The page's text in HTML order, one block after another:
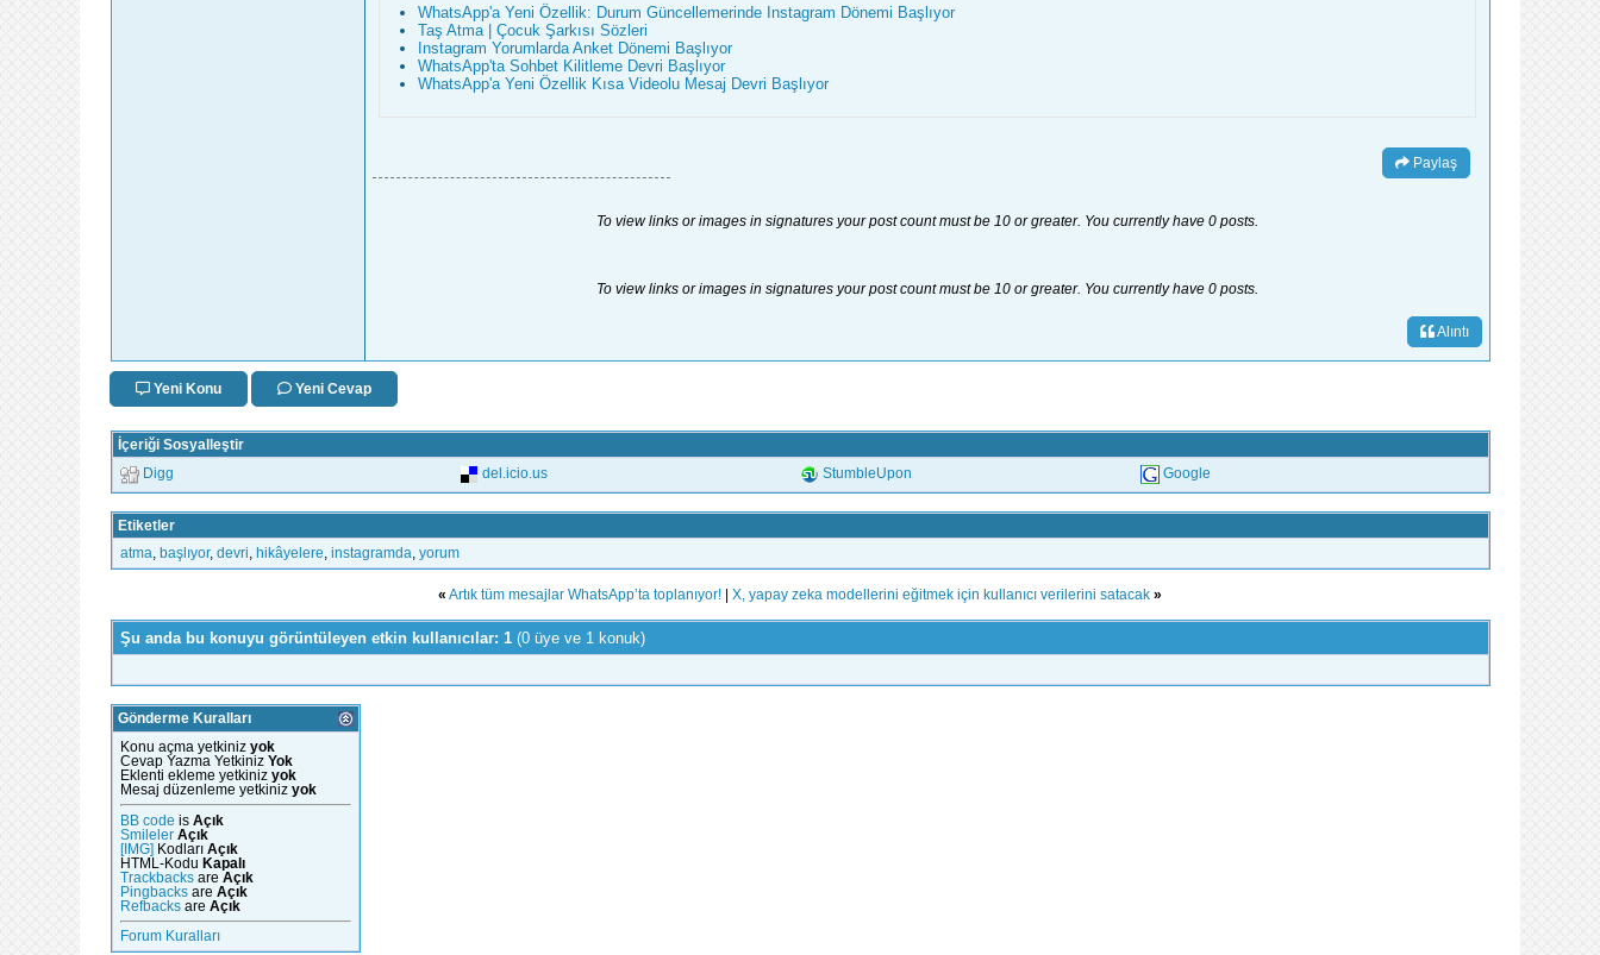
WhatsApp'a Yeni Özellik: Durum Güncellemerinde Instagram Dönemi Başlıyor
Taş Atma | Çocuk Şarkısı Sözleri
Instagram Yorumlarda Anket Dönemi Başlıyor
WhatsApp'ta Sohbet Kilitleme Devri Başlıyor
WhatsApp'a Yeni Özellik Kısa Videolu Mesaj Devri Başlıyor
Paylaş
To view links or images in signatures your post count must be 10 or greater. You currently have 0 posts.
To view links or images in signatures your post count must be 10 or greater. You currently have 0 posts.
Alıntı
Yeni Konu Yeni Cevap
İçeriği Sosyalleştir
Digg del.icio.us StumbleUpon Google
Etiketler
atma
başlıyor, devri hikâyelere instagramda yorum
« Artık tüm mesajlar WhatsApp’ta toplanıyor! X, yapay zeka modellerini eğitmek için kullanıcı verilerini satacak »
Şu anda bu konuyu görüntüleyen etkin kullanıcılar: 1 (0 üye ve 1 konuk)
Gönderme Kuralları
Konu açma yetkiniz yok
Cevap Yazma Yetkiniz Yok
Eklenti ekleme yetkiniz yok
Mesaj düzenleme yetkiniz yok
BB code is Açık
Smileler Açık
[IMG] Kodları Açık
HTML-Kodu Kapalı
Trackbacksare Açık
Pingbacksare Açık
Refbacksare Açık
Forum Kuralları